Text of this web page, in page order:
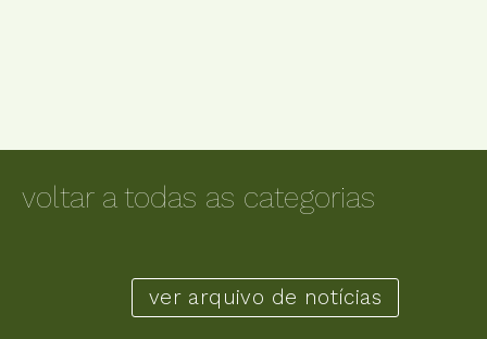
voltar a todas as categorias
ver arquivo de notícias